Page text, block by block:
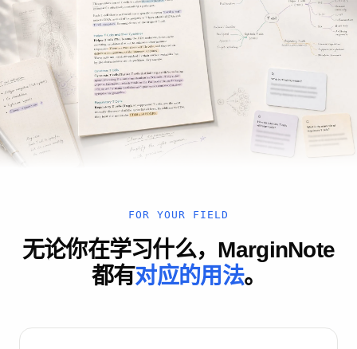
FOR YOUR FIELD
无论你在学习什么，MarginNote
都有对应的用法。